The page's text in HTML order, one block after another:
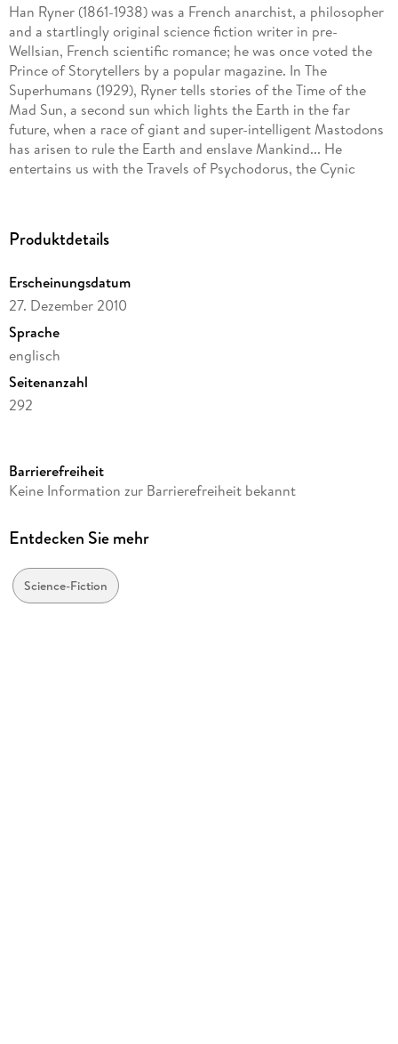
Han Ryner (1861-1938) was a French anarchist, a philosopher
and a startlingly original science fiction writer in pre-
Wellsian, French scientific romance; he was once voted the
Prince of Storytellers by a popular magazine. In The
Superhumans (1929), Ryner tells stories of the Time of the
Mad Sun, a second sun which lights the Earth in the far
future, when a race of giant and super-intelligent Mastodons
has arisen to rule the Earth and enslave Mankind... He
entertains us with the Travels of Psychodorus, the Cynic
machines (1896), imagined the crimes of a solitary sociopath
apes.
Produktdetails
Erscheinungsdatum
27. Dezember 2010
Sprache
englisch
Seitenanzahl
292
Verlag/Hersteller
Produktart
Gewicht
354 g
Barrierefreiheit
Keine Information zur Barrierefreiheit bekannt
Entdecken Sie mehr
Science-Fiction